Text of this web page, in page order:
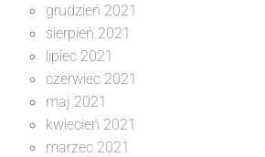
grudzień 2021
sierpień 2021
lipiec 2021
czerwiec 2021
maj 2021
kwiecień 2021
marzec 2021